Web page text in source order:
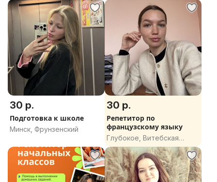
Не упустите шанс стать сильнее в шахматах!
30 р.
Подготовка к школе
Минск, Фрунзенский
30 р.
Репетитор по
французскому языку
Глубокое, Витебская
область